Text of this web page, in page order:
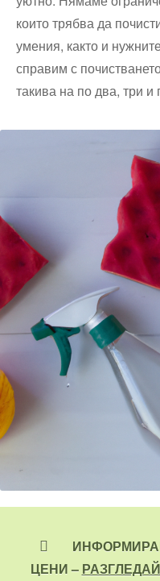
които трябва да
умения, както и
справим с
такива на по два, три и
ЦЕНИ –